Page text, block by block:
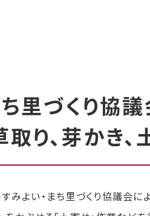
里づくり協
り、芽かき
よい・まち里づくり協議会に